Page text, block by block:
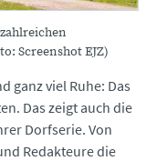
Screenshot EJZ)
ganz viel Ruhe: Das
Das zeigt auch die
Dorfserie. Von
Redakteure die